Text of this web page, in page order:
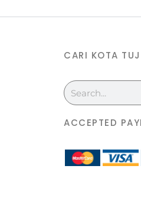
CARI KOTA
Search
ACCEPTED